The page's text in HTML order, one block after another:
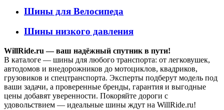
Шины для Велосипеда
Шины низкого давления
WillRide.ru — ваш надёжный спутник в пути!
В каталоге — шины для любого транспорта: от легковушек,
автодомов и внедорожников до мотоциклов, квадриков,
грузовиков и спецтранспорта. Эксперты подберут модель под
ваши задачи, а проверенные бренды, гарантия и выгодные
цены добавят уверенности. Покоряйте дороги с
удовольствием — идеальные шины ждут на WillRide.ru!